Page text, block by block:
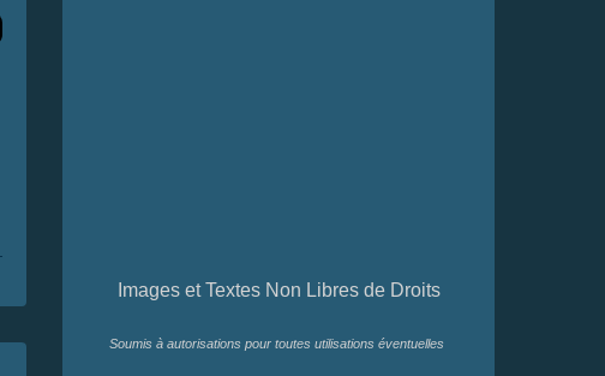
Images et Textes Non Libres de Droits
Soumis à autorisations pour toutes utilisations éventuelles